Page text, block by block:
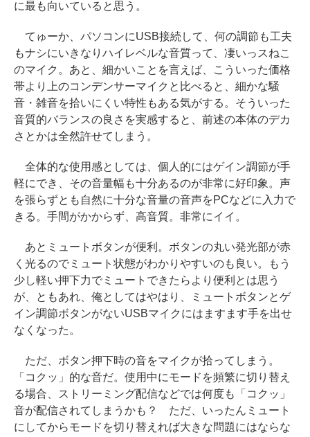
に最も向いていると思う。
てゅーか、パソコンにUSB接続して、何の調節も工夫
もナシにいきなりハイレベルな音質って、凄いっスねこ
のマイク。あと、細かいことを言えば、こういった価格
帯より上のコンデンサーマイクと比べると、細かな騒
音・雑音を拾いにくい特性もある気がする。そういった
音質的バランスの良さを実感すると、前述の本体のデカ
さとかは全然許せてしまう。
全体的な使用感としては、個人的にはゲイン調節が手
軽にでき、その音量幅も十分あるのが非常に好印象。声
を張らずとも自然に十分な音量の音声をPCなどに入力で
きる。手間がかからず、高音質。非常にイイ。
あとミュートボタンが便利。ボタンの丸い発光部が赤
く光るのでミュート状態がわかりやすいのも良い。もう
少し軽い押下力でミュートできたらより便利とは思う
が、ともあれ、俺としてはやはり、ミュートボタンとゲ
イン調節ボタンがないUSBマイクにはますます手を出せ
なくなった。
ただ、ボタン押下時の音をマイクが拾ってしまう。
「コクッ」的な音だ。使用中にモードを頻繁に切り替え
る場合、ストリーミング配信などでは何度も「コクッ」
音が配信されてしまうかも？ ただ、いったんミュート
にしてからモードを切り替えれば大きな問題にはならな